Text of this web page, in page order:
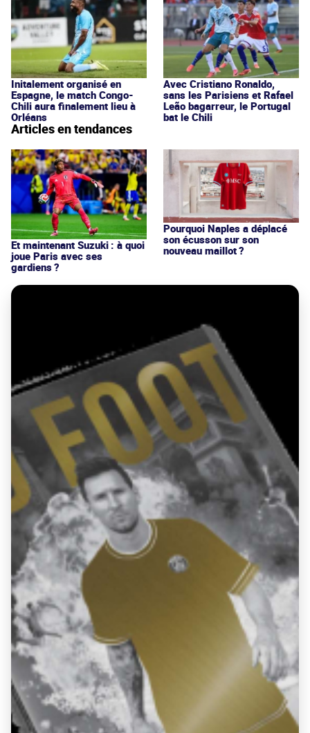
Initalement organisé en
Espagne, le match Congo-
Chili aura finalement lieu à
Orléans
Avec Cristiano Ronaldo,
sans les Parisiens et Rafael
Leão bagarreur, le Portugal
bat le Chili
Articles en tendances
Et maintenant Suzuki : à quoi
joue Paris avec ses
gardiens ?
Pourquoi Naples a déplacé
son écusson sur son
nouveau maillot ?